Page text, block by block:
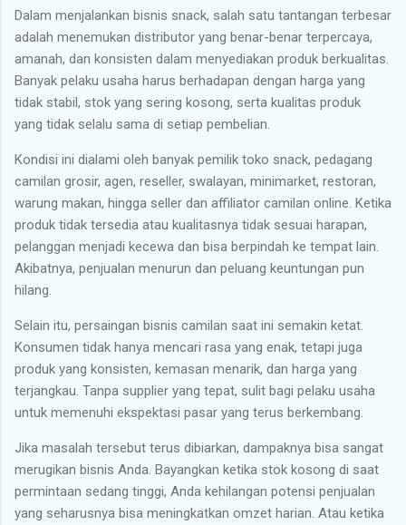
Dalam menjalankan bisnis snack, salah satu tantangan terbesar
adalah menemukan distributor yang benar-benar terpercaya,
amanah, dan konsisten dalam menyediakan produk berkualitas.
Banyak pelaku usaha harus berhadapan dengan harga yang
tidak stabil, stok yang sering kosong, serta kualitas produk
yang tidak selalu sama di setiap pembelian.
Kondisi ini dialami oleh banyak pemilik toko snack, pedagang
camilan grosir, agen, reseller, swalayan, minimarket, restoran,
warung makan, hingga seller dan affiliator camilan online. Ketika
produk tidak tersedia atau kualitasnya tidak sesuai harapan,
pelanggan menjadi kecewa dan bisa berpindah ke tempat lain.
Akibatnya, penjualan menurun dan peluang keuntungan pun
hilang.
Selain itu, persaingan bisnis camilan saat ini semakin ketat.
Konsumen tidak hanya mencari rasa yang enak, tetapi juga
produk yang konsisten, kemasan menarik, dan harga yang
terjangkau. Tanpa supplier yang tepat, sulit bagi pelaku usaha
untuk memenuhi ekspektasi pasar yang terus berkembang.
Jika masalah tersebut terus dibiarkan, dampaknya bisa sangat
merugikan bisnis Anda. Bayangkan ketika stok kosong di saat
permintaan sedang tinggi, Anda kehilangan potensi penjualan
yang seharusnya bisa meningkatkan omzet harian. Atau ketika